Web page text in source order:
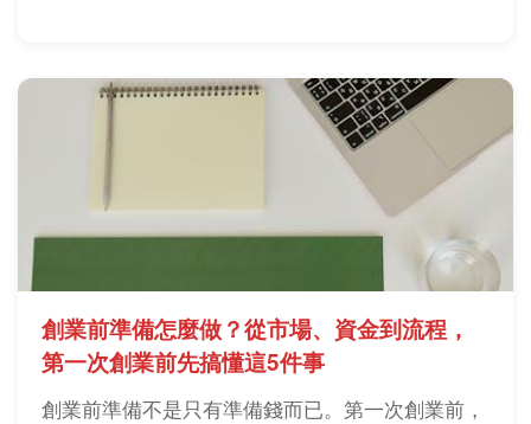
創業前準備怎麼做？從市場、資金到流程，
第一次創業前先搞懂這5件事
創業前準備不是只有準備錢而已。第一次創業前，